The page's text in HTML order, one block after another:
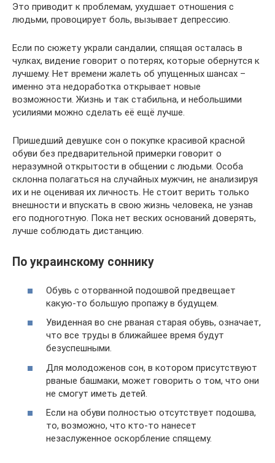
Это приводит к проблемам, ухудшает отношения с
людьми, провоцирует боль, вызывает депрессию.
Если по сюжету украли сандалии, спящая осталась в
чулках, видение говорит о потерях, которые обернутся к
лучшему. Нет времени жалеть об упущенных шансах –
именно эта недоработка открывает новые
возможности. Жизнь и так стабильна, и небольшими
усилиями можно сделать её ещё лучше.
Пришедший девушке сон о покупке красивой красной
обуви без предварительной примерки говорит о
неразумной открытости в общении с людьми. Особа
склонна полагаться на случайных мужчин, не анализируя
их и не оценивая их личность. Не стоит верить только
внешности и впускать в свою жизнь человека, не узнав
его подноготную. Пока нет веских оснований доверять,
лучше соблюдать дистанцию.
По украинскому соннику
Обувь с оторванной подошвой предвещает
какую-то большую пропажу в будущем.
Увиденная во сне рваная старая обувь, означает,
что все труды в ближайшее время будут
безуспешными.
Для молодоженов сон, в котором присутствуют
рваные башмаки, может говорить о том, что они
не смогут иметь детей.
Если на обуви полностью отсутствует подошва,
то, возможно, что кто-то нанесет
незаслуженное оскорбление спящему.